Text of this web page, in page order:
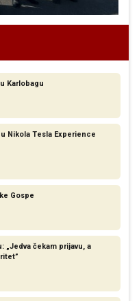
Karlobagu
Nikola Tesla Experience
Gospe
čekam prijavu, a